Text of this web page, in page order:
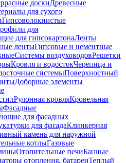
доскиДревесные
для сухого
Гипсоволокнистые
для
для гипсокартонаЛенты
лентыГипсовые и цементные
Системы воздуховодовРешетки
Кровля и водостокЧерепица и
системыПоверхностный
Доборные элементы
Рулонная кровляКровельная
Фасадные
для фасадных
для фасадаКлинкерная
камень для наружной
котлыГазовые
Отопительные печиБанные
отопления, батареиТеплый